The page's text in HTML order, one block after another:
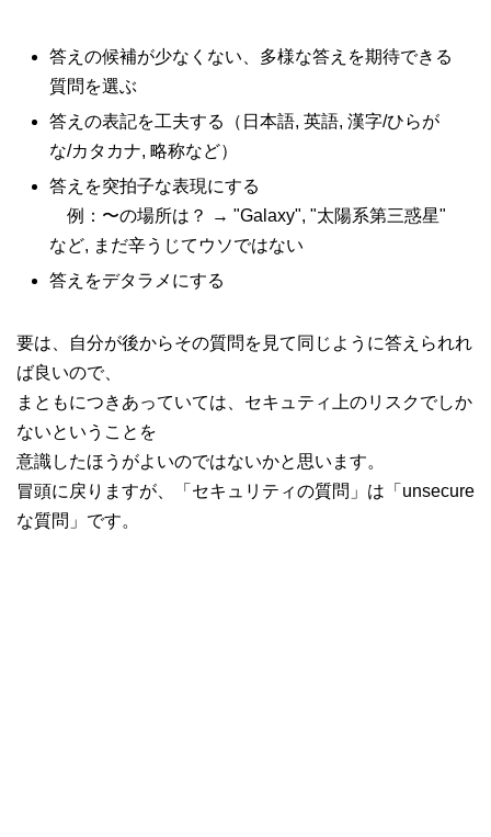
答えの候補が少なくない、多様な答えを期待できる
質問を選ぶ
答えの表記を工夫する（日本語, 英語, 漢字/ひらが
な/カタカナ, 略称など）
答えを突拍子な表現にする
例：〜の場所は？ → "Galaxy", "太陽系第三惑星"
など, まだ辛うじてウソではない
答えをデタラメにする
要は、自分が後からその質問を見て同じように答えられれ
ば良いので、
まともにつきあっていては、セキュティ上のリスクでしか
ないということを
意識したほうがよいのではないかと思います。
冒頭に戻りますが、「セキュリティの質問」は「unsecure
な質問」です。